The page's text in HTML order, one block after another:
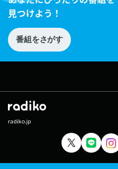
見つけよう！
番組をさがす
radiko.jp